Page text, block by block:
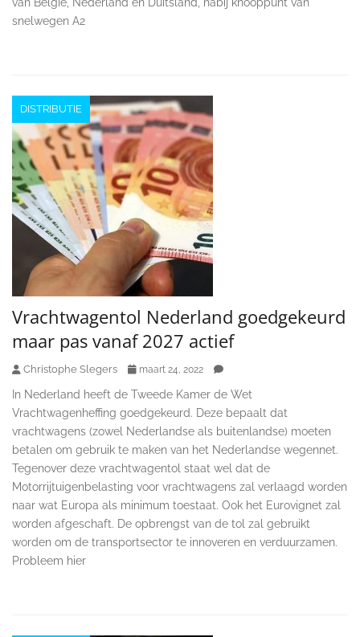
snelwegen A2
DISTRIBUTIE
Vrachtwagentol Nederland goedgekeurd
maar pas vanaf 2027 actief
Christophe Slegers maart 24, 2022
In Nederland heeft de Tweede Kamer de Wet
Vrachtwagenheffing goedgekeurd. Deze bepaalt dat
vrachtwagens (zowel Nederlandse als buitenlandse) moeten
betalen om gebruik te maken van het Nederlandse wegennet.
Tegenover deze vrachtwagentol staat wel dat de
Motorrijtuigenbelasting voor vrachtwagens zal verlaagd worden
naar wat Europa als minimum toestaat. Ook het Eurovignet zal
worden afgeschaft. De opbrengst van de tol zal gebruikt
worden om de transportsector te innoveren en verduurzamen.
Probleem hier